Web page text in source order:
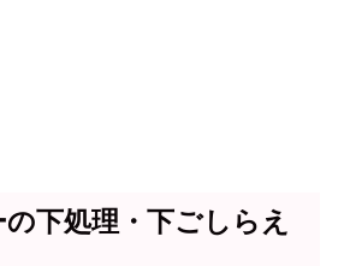
下処理・下ごしらえ